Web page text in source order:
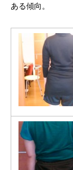
ある傾向。